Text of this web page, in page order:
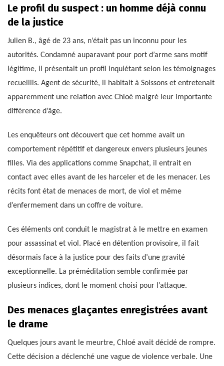
Le profil du suspect : un homme déjà connu
de la justice
Julien B., âgé de 23 ans, n’était pas un inconnu pour les
autorités. Condamné auparavant pour port d’arme sans motif
légitime, il présentait un profil inquiétant selon les témoignages
recueillis. Agent de sécurité, il habitait à Soissons et entretenait
apparemment une relation avec Chloé malgré leur importante
différence d’âge.
Les enquêteurs ont découvert que cet homme avait un
comportement répétitif et dangereux envers plusieurs jeunes
filles. Via des applications comme Snapchat, il entrait en
contact avec elles avant de les harceler et de les menacer. Les
récits font état de menaces de mort, de viol et même
d’enfermement dans un coffre de voiture.
Ces éléments ont conduit le magistrat à le mettre en examen
pour assassinat et viol. Placé en détention provisoire, il fait
désormais face à la justice pour des faits d’une gravité
exceptionnelle. La préméditation semble confirmée par
plusieurs indices, dont le moment choisi pour l’attaque.
Des menaces glaçantes enregistrées avant
le drame
Quelques jours avant le meurtre, Chloé avait décidé de rompre.
Cette décision a déclenché une vague de violence verbale. Une